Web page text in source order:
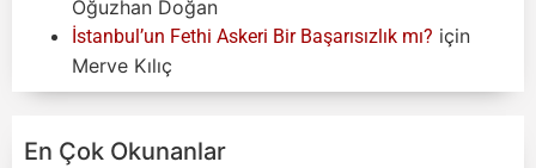
Oğuzhan Doğan
İstanbul’un Fethi Askeri Bir Başarısızlık mı? için
Merve Kılıç
En Çok Okunanlar